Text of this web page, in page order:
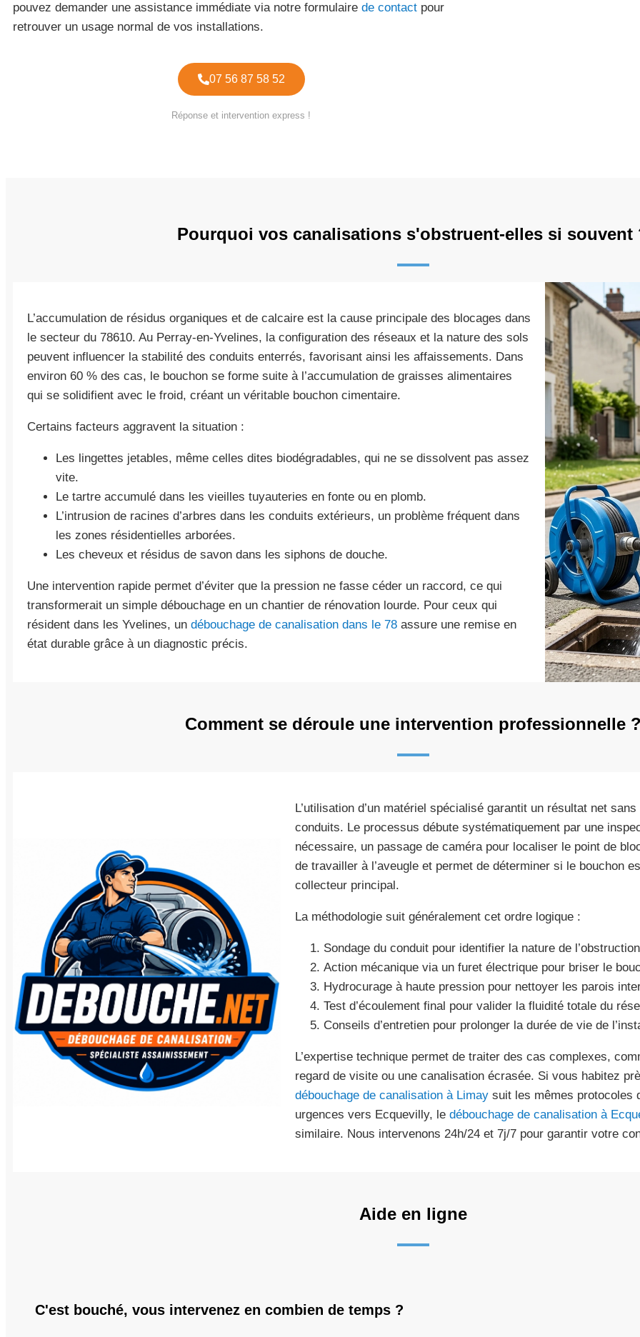
pouvez demander une assistance immédiate via notre formulaire de contact pour
retrouver un usage normal de vos installations.
07 56 87 58 52
Réponse et intervention express !
Pourquoi vos canalisations s'obstruent-elles si souvent
L’accumulation de résidus organiques et de calcaire est la cause principale des blocages dans
le secteur du 78610. Au Perray-en-Yvelines, la configuration des réseaux et la nature des sols
peuvent influencer la stabilité des conduits enterrés, favorisant ainsi les affaissements. Dans
environ 60 % des cas, le bouchon se forme suite à l’accumulation de graisses alimentaires
qui se solidifient avec le froid, créant un véritable bouchon cimentaire.
Certains facteurs aggravent la situation :
Les lingettes jetables, même celles dites biodégradables, qui ne se dissolvent pas assez
vite.
Le tartre accumulé dans les vieilles tuyauteries en fonte ou en plomb.
L’intrusion de racines d’arbres dans les conduits extérieurs, un problème fréquent dans
les zones résidentielles arborées.
Les cheveux et résidus de savon dans les siphons de douche.
Une intervention rapide permet d’éviter que la pression ne fasse céder un raccord, ce qui
transformerait un simple débouchage en un chantier de rénovation lourde. Pour ceux qui
résident dans les Yvelines, un débouchage de canalisation dans le 78 assure une remise en
état durable grâce à un diagnostic précis.
Comment se déroule une intervention professionnelle
L’utilisation d’un matériel spécialisé garantit un résultat net
conduits. Le processus débute systématiquement par une
nécessaire, un passage de caméra pour localiser le point de
de travailler à l’aveugle et permet de déterminer si le bouchon
collecteur principal.
La méthodologie suit généralement cet ordre logique :
Sondage du conduit pour identifier la nature de
Action mécanique via un furet électrique pour briser le
Hydrocurage à haute pression pour nettoyer les parois
Test d’écoulement final pour valider la fluidité totale du
Conseils d’entretien pour prolonger la durée de vie de
L’expertise technique permet de traiter des cas complexes,
regard de visite ou une canalisation écrasée. Si vous habitez
débouchage de canalisation à Limaysuit les mêmes protocoles
urgences vers Ecquevilly, le débouchage de canalisation à
similaire. Nous intervenons 24h/24 et 7j/7 pour garantir votre
Aide en ligne
C'est bouché, vous intervenez en combien de temps ?